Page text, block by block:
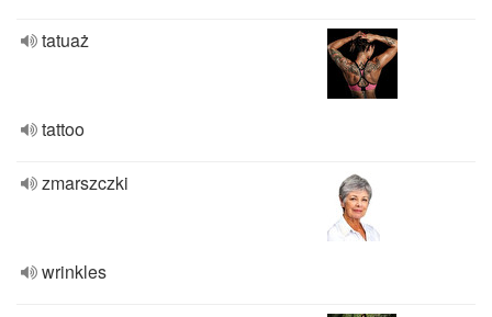
tatuaż
tattoo
zmarszczki
wrinkles